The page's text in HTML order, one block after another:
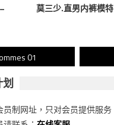
莫三少.直男内裤模特
01
划
员制网址，只对会员提供服务